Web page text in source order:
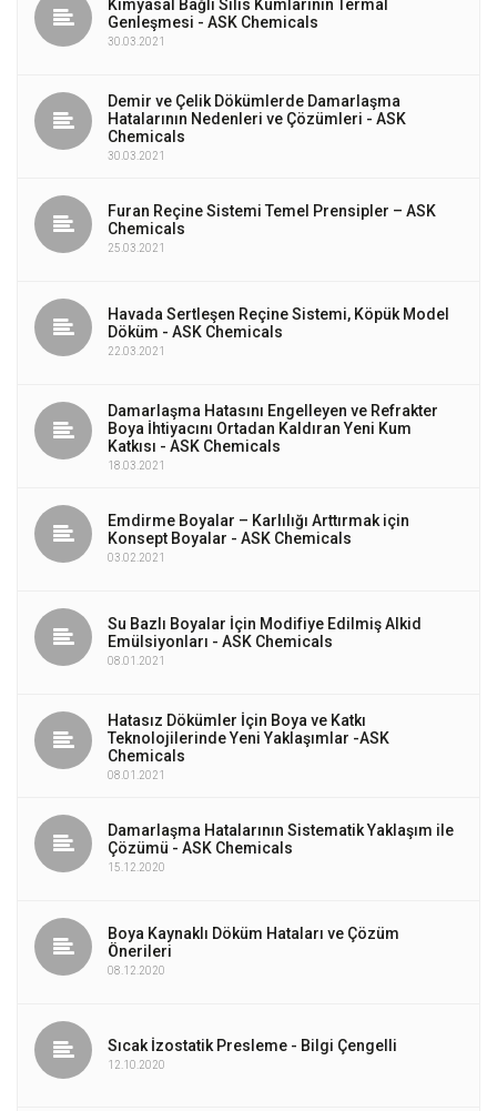
Kimyasal Bağlı Silis Kumlarının Termal
Genleşmesi - ASK Chemicals
30.03.2021
Demir ve Çelik Dökümlerde Damarlaşma
Hatalarının Nedenleri ve Çözümleri - ASK
Chemicals
30.03.2021
Furan Reçine Sistemi Temel Prensipler – ASK
Chemicals
25.03.2021
Havada Sertleşen Reçine Sistemi, Köpük Model
Döküm - ASK Chemicals
22.03.2021
Damarlaşma Hatasını Engelleyen ve Refrakter
Boya İhtiyacını Ortadan Kaldıran Yeni Kum
Katkısı - ASK Chemicals
18.03.2021
Emdirme Boyalar – Karlılığı Arttırmak için
Konsept Boyalar - ASK Chemicals
03.02.2021
Su Bazlı Boyalar İçin Modifiye Edilmiş Alkid
Emülsiyonları - ASK Chemicals
08.01.2021
Hatasız Dökümler İçin Boya ve Katkı
Teknolojilerinde Yeni Yaklaşımlar -ASK
Chemicals
08.01.2021
Damarlaşma Hatalarının Sistematik Yaklaşım ile
Çözümü - ASK Chemicals
15.12.2020
Boya Kaynaklı Döküm Hataları ve Çözüm
Önerileri
08.12.2020
Sıcak İzostatik Presleme - Bilgi Çengelli
12.10.2020